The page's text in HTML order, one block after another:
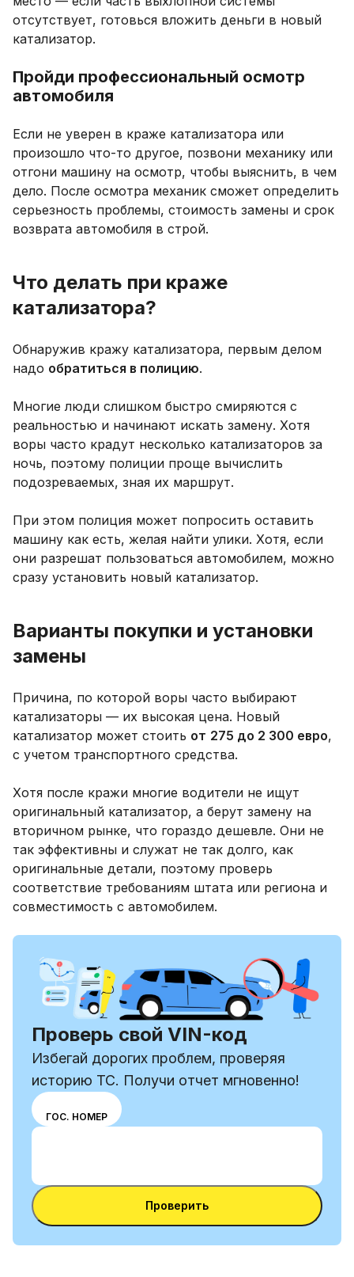
отсутствует, готовься вложить деньги в новый
катализатор.
Пройди профессиональный осмотр
автомобиля
Если не уверен в краже катализатора или
произошло что-то другое, позвони механику или
отгони машину на осмотр, чтобы выяснить, в чем
дело. После осмотра механик сможет определить
серьезность проблемы, стоимость замены и срок
возврата автомобиля в строй.
Что делать при краже
катализатора?
Обнаружив кражу катализатора, первым делом
надо обратиться в полицию.
Многие люди слишком быстро смиряются с
реальностью и начинают искать замену. Хотя
воры часто крадут несколько катализаторов за
ночь, поэтому полиции проще вычислить
подозреваемых, зная их маршрут.
При этом полиция может попросить оставить
машину как есть, желая найти улики. Хотя, если
они разрешат пользоваться автомобилем, можно
сразу установить новый катализатор.
Варианты покупки и установки
замены
Причина, по которой воры часто выбирают
катализаторы — их высокая цена. Новый
катализатор может стоить от 275 до 2 300 евро,
с учетом транспортного средства.
Хотя после кражи многие водители не ищут
оригинальный катализатор, а берут замену на
вторичном рынке, что гораздо дешевле. Они не
так эффективны и служат не так долго, как
оригинальные детали, поэтому проверь
соответствие требованиям штата или региона и
совместимость с автомобилем.
Проверь свой VIN-код
Избегай дорогих проблем, проверяя
историю ТС. Получи отчет мгновенно!
Выбери
режим
номером
VIN и
номерным
ГОС. НОМЕР
Ввести VIN-код
Ввести VIN-код
Проверить